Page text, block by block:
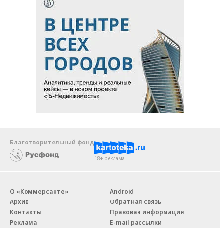
Благотворительный фонд
18+ реклама
О «Коммерсанте»
Архив
Контакты
Реклама
Android
Обратная связь
Правовая информация
E-mail рассылки